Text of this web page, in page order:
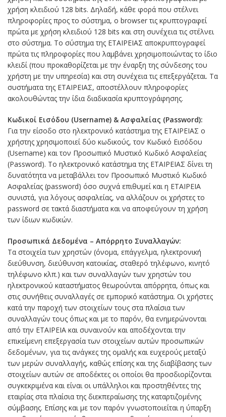
χρήση κλειδιού 128 bits. Δηλαδή, κάθε φορά που στέλνει
πληροφορίες προς το σύστημα, ο browser τις κρυπτογραφεί
πρώτα με χρήση κλειδιού 128 bits και στη συνέχεια τις στέλνει
στο σύστημα. Το σύστημα της ΕΤΑΙΡΕΙΑΣ αποκρυπτογραφεί
πρώτα τις πληροφορίες που λαμβάνει χρησιμοποιώντας το ίδιο
κλειδί (που προκαθορίζεται με την έναρξη της σύνδεσης του
χρήστη με την υπηρεσία) και στη συνέχεια τις επεξεργάζεται. Τα
συστήματα της ΕΤΑΙΡΕΙΑΣ, αποστέλλουν πληροφορίες
ακολουθώντας την ίδια διαδικασία κρυπτογράφησης.
Κωδικοί Εισόδου (Username) & Ασφαλείας (Password):
Για την είσοδο στο ηλεκτρονικό κατάστημα της ΕΤΑΙΡΕΙΑΣ ο
χρήστης χρησιμοποιεί δύο κωδικούς, τον Kωδικό Εισόδου
(Username) και τον Προσωπικό Μυστικό Κωδικό Ασφαλείας
(Password). Το ηλεκτρονικό κατάστημα της ΕΤΑΙΡΕΙΑΣ δίνει τη
δυνατότητα να μεταβάλλει τον Προσωπικό Μυστικό Κωδικό
Ασφαλείας (password) όσο συχνά επιθυμεί και η ΕΤΑΙΡΕΙΑ
συνιστά, για λόγους ασφαλείας, να αλλάζουν οι χρήστες το
password σε τακτά διαστήματα και να αποφεύγουν τη χρήση
των ίδιων κωδικών.
Προσωπικά Δεδομένα – Απόρρητο Συναλλαγών:
Τα στοιχεία των χρηστών (όνομα, επάγγελμα, ηλεκτρονική
διεύθυνση, διεύθυνση κατοικίας, σταθερό τηλέφωνο, κινητό
τηλέφωνο κλπ.) και των συναλλαγών των χρηστών του
ηλεκτρονικού καταστήματος θεωρούνται απόρρητα, όπως και
στις συνήθεις συναλλαγές σε εμπορικό κατάστημα. Οι χρήστες
κατά την παροχή των στοιχείων τους στα πλαίσια των
συναλλαγών τους όπως και με το παρόν, θα ενημερώνονται
από την ΕΤΑΙΡΕΙΑ και συναινούν και αποδέχονται την
επικείμενη επεξεργασία των στοιχείων αυτών προσωπικών
δεδομένων, για τις ανάγκες της ομαλής και ευχερούς μεταξύ
των μερών συναλλαγής, καθώς επίσης και της διαβίβασης των
στοιχείων αυτών σε αποδέκτες οι οποίοι θα προσδιορίζονται
συγκεκριμένα και είναι οι υπάλληλοι και προστηθέντες της
εταιρίας στα πλαίσια της διεκπεραίωσης της καταρτιζομένης
σύμβασης. Επίσης και με τον παρόν γνωστοποιείται η ύπαρξη